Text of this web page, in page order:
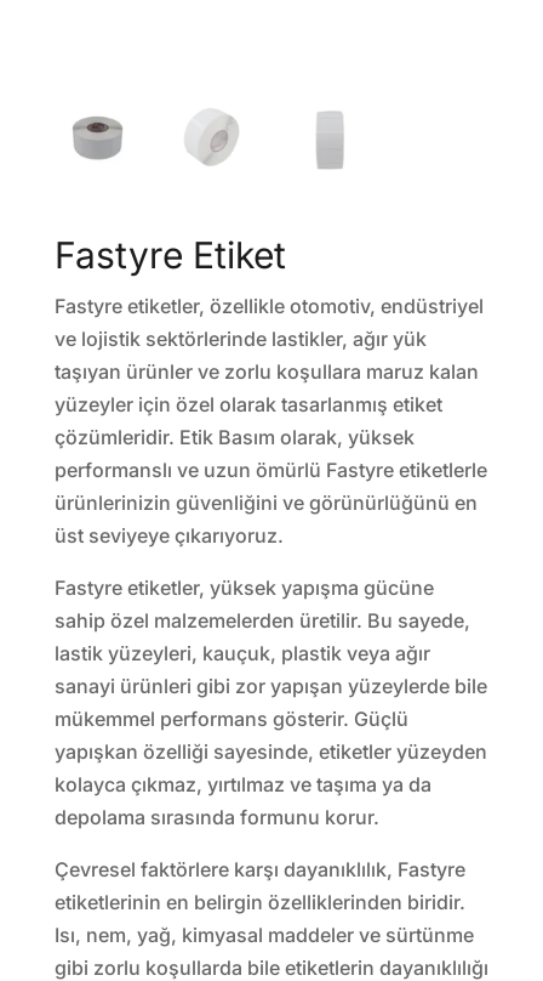
Fastyre Etiket
Fastyre etiketler, özellikle otomotiv, endüstriyel
ve lojistik sektörlerinde lastikler, ağır yük
taşıyan ürünler ve zorlu koşullara maruz kalan
yüzeyler için özel olarak tasarlanmış etiket
çözümleridir. Etik Basım olarak, yüksek
performanslı ve uzun ömürlü Fastyre etiketlerle
ürünlerinizin güvenliğini ve görünürlüğünü en
üst seviyeye çıkarıyoruz.
Fastyre etiketler, yüksek yapışma gücüne
sahip özel malzemelerden üretilir. Bu sayede,
lastik yüzeyleri, kauçuk, plastik veya ağır
sanayi ürünleri gibi zor yapışan yüzeylerde bile
mükemmel performans gösterir. Güçlü
yapışkan özelliği sayesinde, etiketler yüzeyden
kolayca çıkmaz, yırtılmaz ve taşıma ya da
depolama sırasında formunu korur.
Çevresel faktörlere karşı dayanıklılık, Fastyre
etiketlerinin en belirgin özelliklerinden biridir.
Isı, nem, yağ, kimyasal maddeler ve sürtünme
gibi zorlu koşullarda bile etiketlerin dayanıklılığı